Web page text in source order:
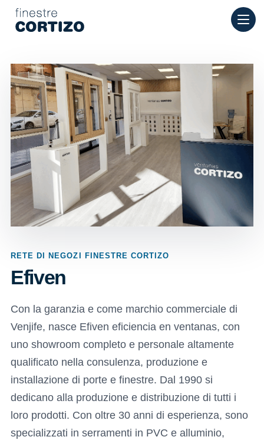
Finestre Cortizo è una rete specializzata in finestre in
Prodotti
Preventivo
RETE DI NEGOZI FINESTRE CORTIZO
Efiven
Con la garanzia e come marchio commerciale di
Venjife, nasce Efiven eficiencia en ventanas, con
uno showroom completo e personale altamente
qualificato nella consulenza, produzione e
installazione di porte e finestre. Dal 1990 si
dedicano alla produzione e distribuzione di tutti i
loro prodotti. Con oltre 30 anni di esperienza, sono
specializzati in serramenti in PVC e alluminio,